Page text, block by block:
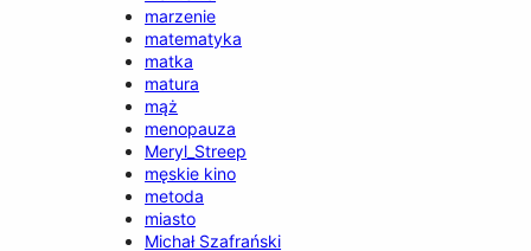
marzenie
matematyka
matka
matura
mąż
menopauza
Meryl_Streep
męskie kino
metoda
miasto
Michał Szafrański